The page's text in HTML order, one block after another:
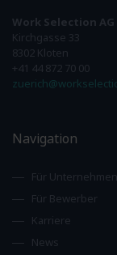
Work Selection AG
Kirchgasse 33
8302 Kloten
+41 44 872 70 00
Navigation
Für Unternehmen
Für Bewerber
Karriere
News